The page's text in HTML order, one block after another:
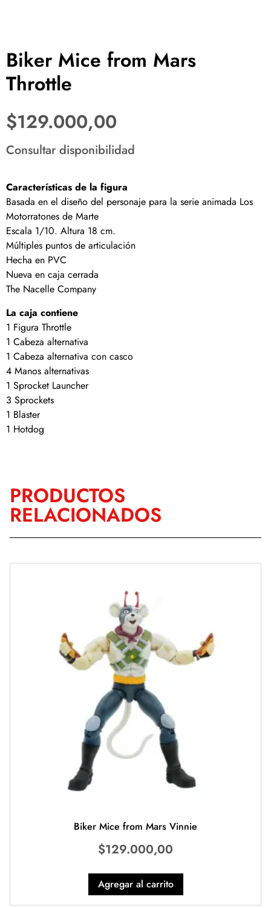
Biker Mice from Mars
Throttle
$129.000,00
Consultar disponibilidad
Características de la figura
Basada en el diseño del personaje para la serie animada Los
Motorratones de Marte
Escala 1/10. Altura 18 cm.
Múltiples puntos de articulación
Hecha en PVC
Nueva en caja cerrada
The Nacelle Company
La caja contiene
1 Figura Throttle
1 Cabeza alternativa
1 Cabeza alternativa con casco
4 Manos alternativas
1 Sprocket Launcher
3 Sprockets
1 Blaster
1 Hotdog
PRODUCTOS
RELACIONADOS
Biker Mice from Mars Vinnie
$129.000,00
Agregar al carrito